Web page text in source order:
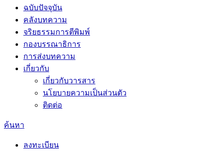
ฉบับปัจจุบัน
คลังบทความ
จริยธรรมการตีพิมพ์
กองบรรณาธิการ
การส่งบทความ
เกี่ยวกับ
เกี่ยวกับวารสาร
นโยบายความเป็นส่วนตัว
ติดต่อ
ค้นหา
ลงทะเบียน